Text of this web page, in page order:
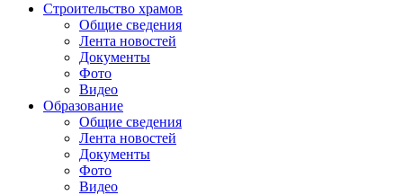
Строительство храмов
Общие сведения
Лента новостей
Документы
Фото
Видео
Образование
Общие сведения
Лента новостей
Документы
Фото
Видео